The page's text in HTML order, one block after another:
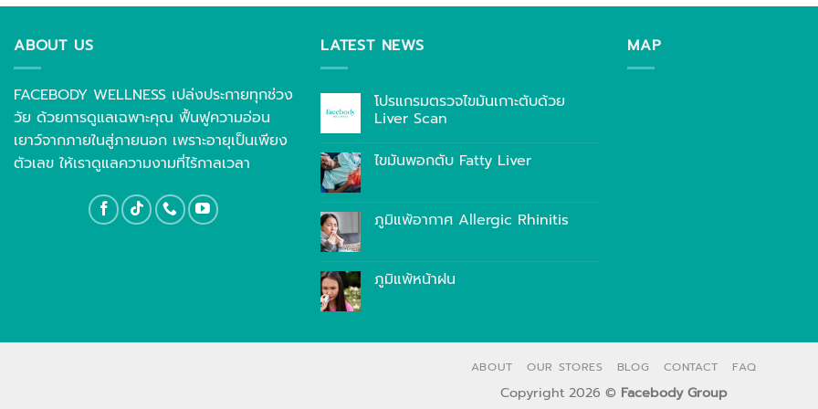
ABOUT US
FACEBODY WELLNESS เปล่งประกายทุกช่วง
วัย ด้วยการดูแลเฉพาะคุณ ฟื้นฟูความอ่อน
เยาว์จากภายในสู่ภายนอก เพราะอายุเป็นเพียง
ตัวเลข ให้เราดูแลความงามที่ไร้กาลเวลา
LATEST NEWS
โปรแกรมตรวจไขมันเกาะตับด้วย
Liver Scan
ไขมันพอกตับ Fatty Liver
ภูมิแพ้อากาศ Allergic Rhinitis
ภูมิแพ้หน้าฝน
MAP
ABOUT OUR STORES BLOG CONTACT FAQ
Copyright 2026 © Facebody Group